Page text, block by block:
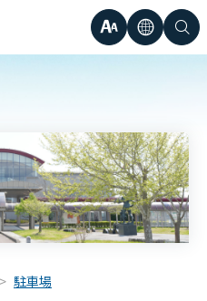
文
サ
イ
大
言
한국어
簡体中
繁体中
検
駐車場